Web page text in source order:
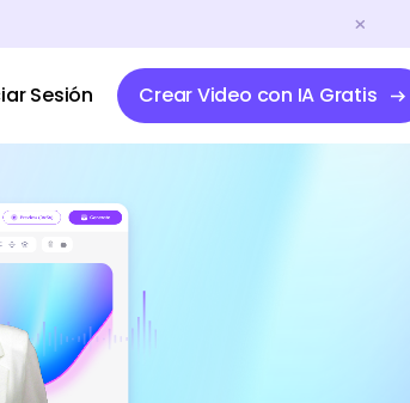
Sesión Crear Video con IA Gratis